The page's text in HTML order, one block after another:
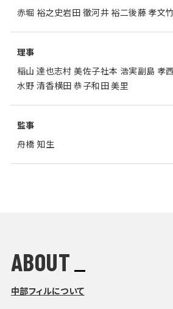
赤堀 裕之史岩田 徹河井 裕二後藤 孝文
理事
稲山 達也志村 美佐子社本 浩実副島 孝
水野 清香横田 恭子和田 美里
監事
舟橋 知生
ABOUT
中部フィルについて